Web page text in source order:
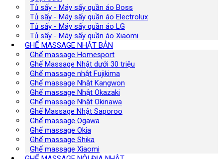
Tủ sấy - Máy sấy quần áo Boss
Tủ sấy - Máy sấy quần áo Electrolux
Tủ sấy - Máy sấy quần áo LG
Tủ sấy - Máy sấy quần áo Xiaomi
GHẾ MASSAGE NHẬT BẢN
Ghế massage Homesport
Ghế Massage Nhật dưới 30 triệu
Ghế massage nhật Fujikima
Ghế massage Nhật Kangwon
Ghế massage Nhật Okazaki
Ghế massage Nhật Okinawa
Ghế Massage Nhật Saporoo
Ghế massage Ogawa
Ghế massage Okia
Ghế massage Shika
Ghế massage Xiaomi